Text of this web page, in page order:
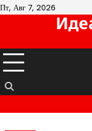
Перейти
Пт, Авг 7, 2026